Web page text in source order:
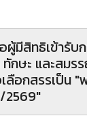
ผู้มีสิทธิเข้ารับ
กษะ และสมร
ลือกสรรเป็น "
2569"